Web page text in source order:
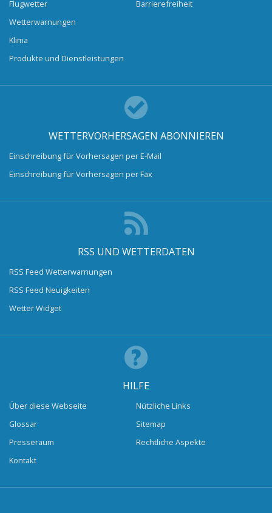
Flugwetter
Wetterwarnungen
Klima
Produkte und Dienstleistungen
Barrierefreiheit
WETTERVORHERSAGEN ABONNIEREN
Einschreibung für Vorhersagen per E-Mail
Einschreibung für Vorhersagen per Fax
RSS UND WETTERDATEN
RSS Feed Wetterwarnungen
RSS Feed Neuigkeiten
Wetter Widget
HILFE
Über diese Webseite
Glossar
Presseraum
Kontakt
Nützliche Links
Sitemap
Rechtliche Aspekte